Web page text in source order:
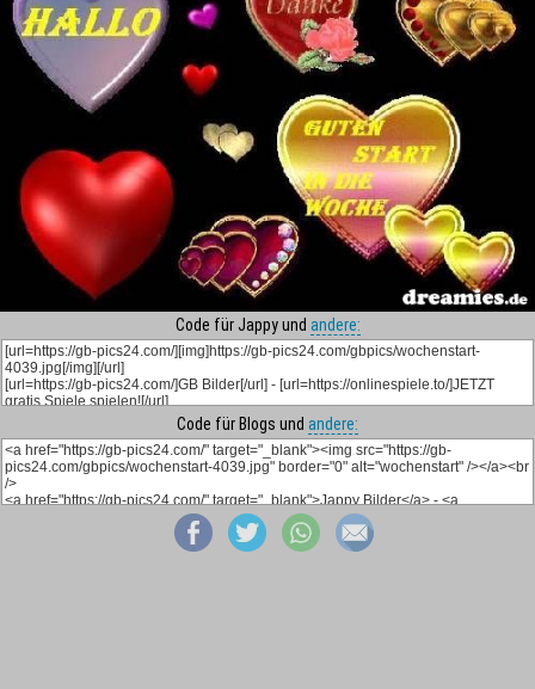
Code für Jappy und andere:
Code für Blogs und andere: